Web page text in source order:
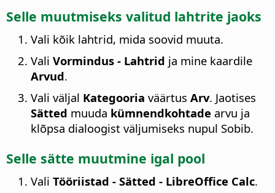
Selle muutmiseks valitud lahtrite jaoks
Vali kõik lahtrid, mida soovid muuta.
Vali Vormindus - Lahtrid ja mine kaardile
Arvud.
Vali väljal Kategooria väärtus Arv. Jaotises
Sätted muuda kümnendkohtade arvu ja
klõpsa dialoogist väljumiseks nupul Sobib.
Selle sätte muutmine igal pool
Vali Tööriistad - Sätted - LibreOffice Calc.